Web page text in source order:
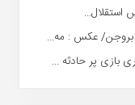
استقلال...
بروجن/ عکس : مه...
بازی پر حادثه ...